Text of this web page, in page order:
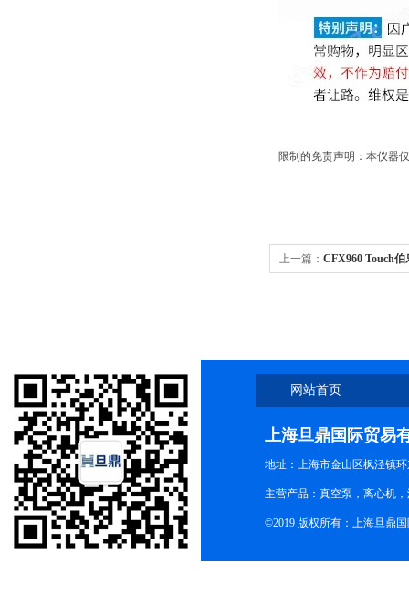
限制的免责声明：本仪器
上一篇： CFX960 Touch
网站首页
上海旦鼎国际贸易
地址：上海市金山区枫泾镇
主营产品：真空泵，离心机
©2019 版权所有：上海旦鼎